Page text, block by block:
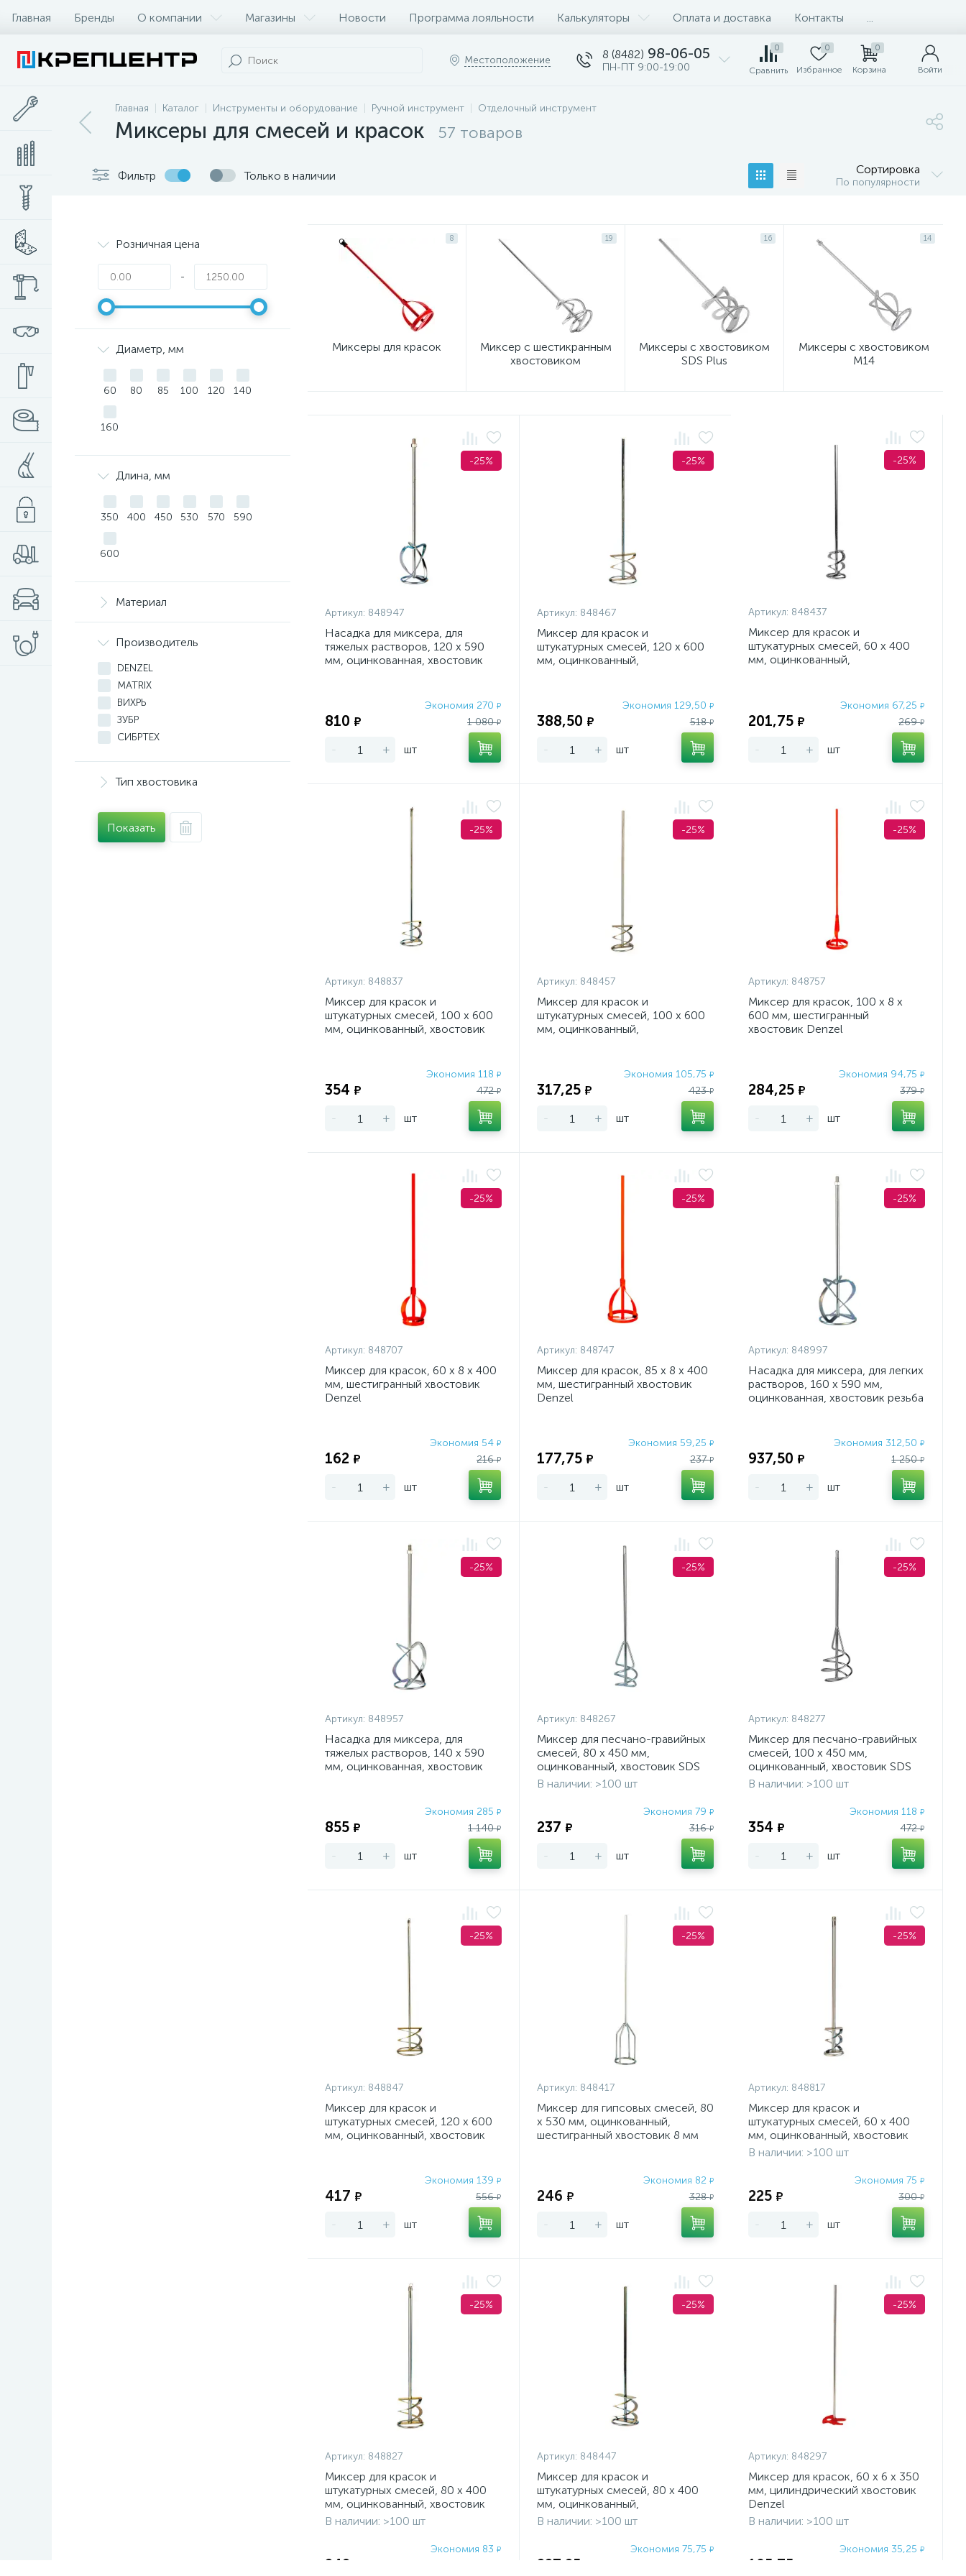
Главная Бренды О компании Магазины Новости Программа лояльности Калькуляторы Оплата и доставка Контакты
Местоположение 8 (8482) 98-06-05
ПН-ПТ 9:00-19:00
0
Сравнить
0
Избранное
0
Корзина Войти
Главная Каталог Инструменты и оборудование Ручной инструмент Отделочный инструмент
Миксеры для смесей и красок 57 товаров
Фильтр Только в наличии Сортировка
По популярности
Розничная цена
-
Диаметр, мм
60 80 85 100 120 140
160
Длина, мм
350 400 450 530 570 590
600
Материал
Производитель
DENZEL
MATRIX
ВИХРЬ
ЗУБР
СИБРТЕХ
Тип хвостовика
Показать
8
Миксеры для красок
19
Миксер с шестикранным
хвостовиком
16
Миксеры с хвостовиком
SDS Plus
14
Миксеры с хвостовиком
М14
-25%
Артикул: 848947
Насадка для миксера, для
тяжелых растворов, 120 х 590
мм, оцинкованная, хвостовик
Экономия 270 ₽
810 ₽ 1 080₽
- + шт
-25%
Артикул: 848467
Миксер для красок и
штукатурных смесей, 120 х 600
мм, оцинкованный,
Экономия 129,50 ₽
388,50 ₽ 518₽
- + шт
-25%
Артикул: 848437
Миксер для красок и
штукатурных смесей, 60 х 400
мм, оцинкованный,
Экономия 67,25₽
201,75 ₽ 269₽
- + шт
-25%
Артикул: 848837
Миксер для красок и
штукатурных смесей, 100 х 600
мм, оцинкованный, хвостовик
Экономия 118 ₽
354 ₽ 472₽
- + шт
-25%
Артикул: 848457
Миксер для красок и
штукатурных смесей, 100 х 600
мм, оцинкованный,
Экономия 105,75 ₽
317,25 ₽ 423₽
- + шт
-25%
Артикул: 848757
Миксер для красок, 100 х 8 х
600 мм, шестигранный
хвостовик Denzel
Экономия 94,75₽
284,25 ₽ 379₽
- + шт
-25%
Артикул: 848707
Миксер для красок, 60 х 8 х 400
мм, шестигранный хвостовик
Denzel
Экономия 54 ₽
162 ₽ 216₽
- + шт
-25%
Артикул: 848747
Миксер для красок, 85 х 8 х 400
мм, шестигранный хвостовик
Denzel
Экономия 59,25 ₽
177,75 ₽ 237₽
- + шт
-25%
Артикул: 848997
Насадка для миксера, для легких
растворов, 160 х 590 мм,
оцинкованная, хвостовик резьба
Экономия 312,50₽
937,50 ₽ 1 250₽
- + шт
-25%
Артикул: 848957
Насадка для миксера, для
тяжелых растворов, 140 х 590
мм, оцинкованная, хвостовик
Экономия 285 ₽
855 ₽ 1 140₽
- + шт
-25%
Артикул: 848267
Миксер для песчано-гравийных
смесей, 80 х 450 мм,
оцинкованный, хвостовик SDS
Plus Denzel
В наличии: >100 шт
Экономия 79 ₽
237 ₽ 316₽
- + шт
-25%
Артикул: 848277
Миксер для песчано-гравийных
смесей, 100 х 450 мм,
оцинкованный, хвостовик SDS
Plus Denzel
В наличии: >100 шт
Экономия 118₽
354 ₽ 472₽
- + шт
-25%
Артикул: 848847
Миксер для красок и
штукатурных смесей, 120 х 600
мм, оцинкованный, хвостовик
Экономия 139 ₽
417 ₽ 556₽
- + шт
-25%
Артикул: 848417
Миксер для гипсовых смесей, 80
х 530 мм, оцинкованный,
шестигранный хвостовик 8 мм
Экономия 82 ₽
246 ₽ 328₽
- + шт
-25%
Артикул: 848817
Миксер для красок и
штукатурных смесей, 60 х 400
мм, оцинкованный, хвостовик
SDS Plus Denzel
В наличии: >100 шт
Экономия 75₽
225 ₽ 300₽
- + шт
-25%
Артикул: 848827
Миксер для красок и
штукатурных смесей, 80 х 400
мм, оцинкованный, хвостовик
SDS Plus Denzel
В наличии: >100 шт
Экономия 83 ₽
249
-25%
Артикул: 848447
Миксер для красок и
штукатурных смесей, 80 х 400
мм, оцинкованный,
шестигранный хвостовик 8 мм
В наличии: >100 шт
Экономия 75,75 ₽
227,25
-25%
Артикул: 848297
Миксер для красок, 60 х 6 х 350
мм, цилиндрический хвостовик
Denzel
В наличии: >100 шт
Экономия 35,25₽
105,75